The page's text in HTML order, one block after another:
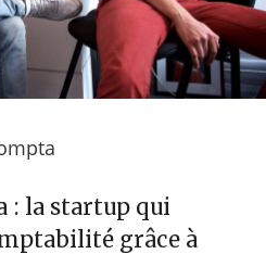
: la startup qui
grâce à